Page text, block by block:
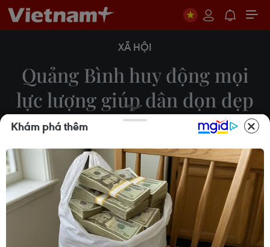
XÃ HỘI
Quảng Bình huy động mọi
lực lượng giúp dân dọn dẹp
vệ sinh sau lũ lụt
24/10/2020 04:09
Tỉnh Quảng Bình huy động các lực lượng quân đội,
công an, dân quân, đoàn thanh niên, tình nguyện
viên tham gia dọn dẹp bùn đất, vệ sinh đường xá,
nhà cửa, giúp nhân dân sớm ổn định cuộc sống.
Khám phá thêm